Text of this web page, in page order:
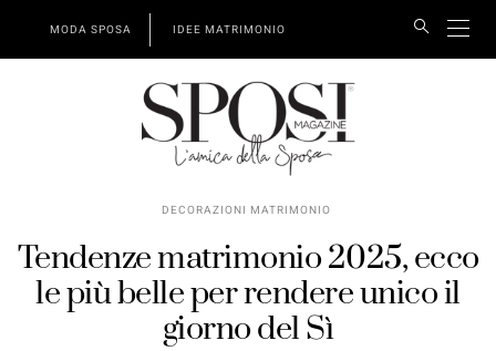
MODA SPOSA IDEE MATRIMONIO
DECORAZIONI MATRIMONIO
Tendenze matrimonio 2025, ecco
le più belle per rendere unico il
giorno del Sì